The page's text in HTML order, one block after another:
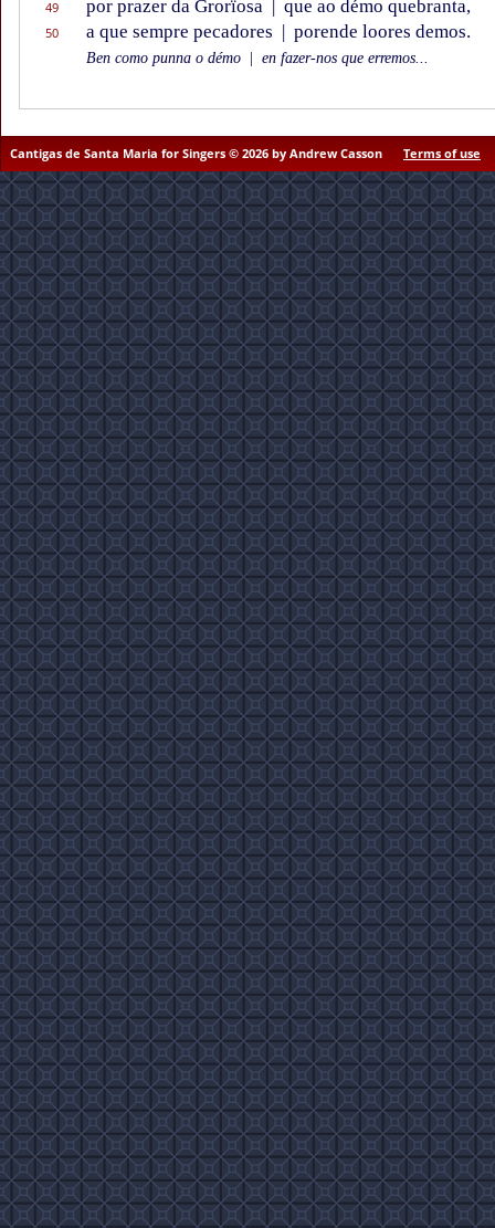
49 por prazer da Grorïosa que ao démo quebranta,
50 a que sempre pecadores | porende loores demos.
Ben como punna o démo en fazer-nos que erremos...
Cantigas de Santa Maria for Singers © 2026 by Andrew Casson Terms of use